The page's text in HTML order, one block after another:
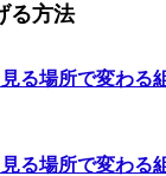
る方法
見る場所で変わる
見る場所で変わる